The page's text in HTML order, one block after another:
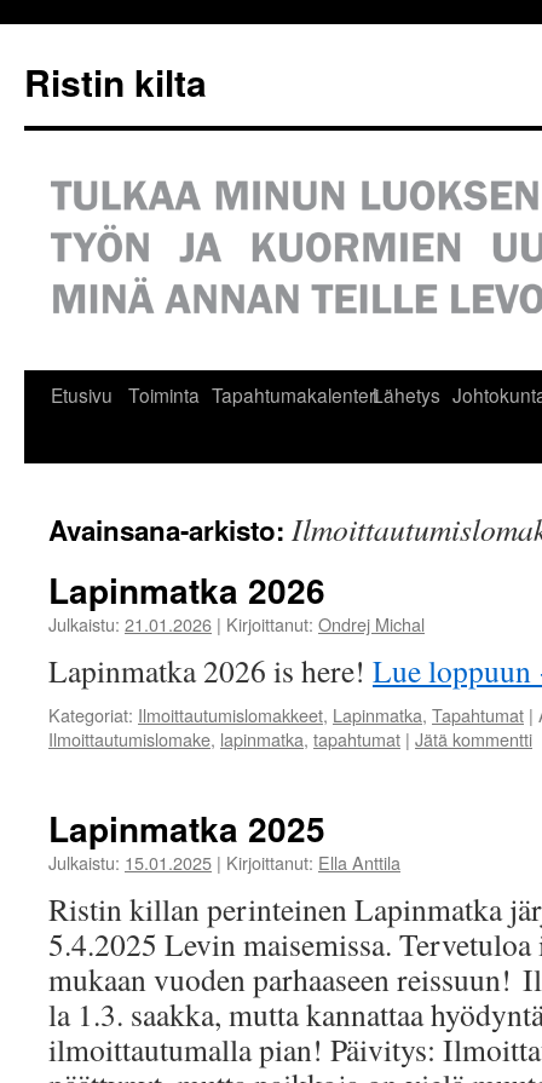
Ristin kilta
Etusivu Toiminta TapahtumakalenteriLähetys
Avainsana-arkisto:
Lapinmatka 2026
Julkaistu: 21.01.2026 | Kirjoittanut: Ondrej Michal
Lapinmatka 2026 is here! Lue loppuun
Kategoriat: Ilmoittautumislomakkeet, Lapinmatka, Tapahtumat |
Ilmoittautumislomake, lapinmatka, tapahtumat | Jätä kommentti
Lapinmatka 2025
Julkaistu: 15.01.2025 | Kirjoittanut: Ella Anttila
Ristin killan perinteinen Lapinmatka
5.4.2025 Levin maisemissa.
mukaan vuoden parhaaseen reissuun!
la 1.3. saakka, mutta kannattaa
ilmoittautumalla pian! Päivitys: